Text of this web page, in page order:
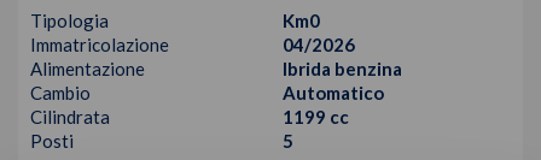
Tipologia
Km0
Immatricolazione
04/2026
Alimentazione
Ibrida benzina
Cambio
Automatico
Cilindrata
1199 cc
Posti
5